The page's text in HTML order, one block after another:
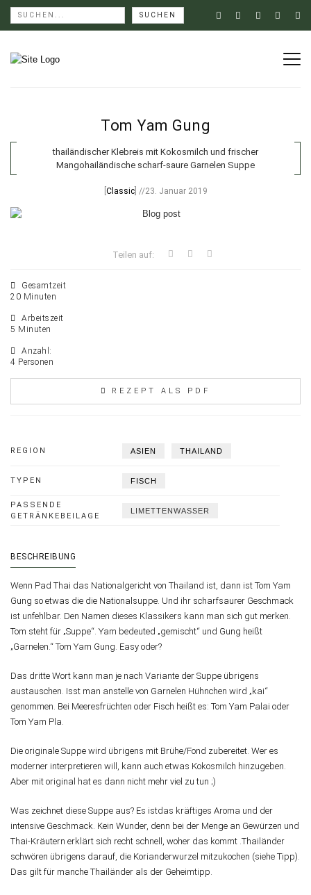
Tom Yam Gung
thailändischer Klebreis mit Kokosmilch und frischer
Mangohailändische scharf-saure Garnelen Suppe
Classic] //23. Januar 2019
Teilen auf:
Gesamtzeit
20 Minuten
Arbeitszeit
5 Minuten
Anzahl:
4 Personen
REZEPT ALS PDF
REGION ASIEN THAILAND
TYPEN FISCH
PASSENDE
GETRÄNKEBEILAGE
LIMETTENWASSER
BESCHREIBUNG
Wenn Pad Thai das Nationalgericht von Thailand ist, dann ist Tom Yam
Gung so etwas die die Nationalsuppe. Und ihr scharfsaurer Geschmack
ist unfehlbar. Den Namen dieses Klassikers kann man sich gut merken.
Tom steht für „Suppe“. Yam bedeuted „gemischt“ und Gung heißt
„Garnelen.“ Tom Yam Gung. Easy oder?
Das dritte Wort kann man je nach Variante der Suppe übrigens
austauschen. Isst man anstelle von Garnelen Hühnchen wird „kai“
genommen. Bei Meeresfrüchten oder Fisch heißt es: Tom Yam Palai oder
Tom Yam Pla.
Die originale Suppe wird übrigens mit Brühe/Fond zubereitet. Wer es
moderner interpretieren will, kann auch etwas Kokosmilch hinzugeben.
Aber mit original hat es dann nicht mehr viel zu tun ;)
Was zeichnet diese Suppe aus? Es istdas kräftiges Aroma und der
intensive Geschmack. Kein Wunder, denn bei der Menge an Gewürzen und
Thai-Kräutern erklärt sich recht schnell, woher das kommt .Thailänder
schwören übrigens darauf, die Korianderwurzel mitzukochen (siehe Tipp).
Das gilt für manche Thailänder als der Geheimtipp.